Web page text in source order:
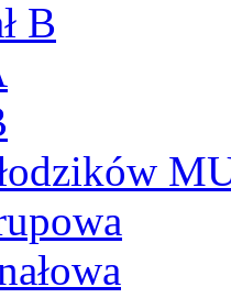
B